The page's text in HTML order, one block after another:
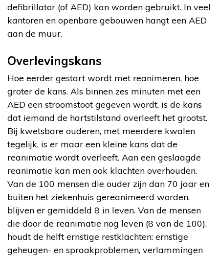
defibrillator (of AED) kan worden gebruikt. In veel
kantoren en openbare gebouwen hangt een AED
aan de muur.
Overlevingskans
Hoe eerder gestart wordt met reanimeren, hoe
groter de kans. Als binnen zes minuten met een
AED een stroomstoot gegeven wordt, is de kans
dat iemand de hartstilstand overleeft het grootst.
Bij kwetsbare ouderen, met meerdere kwalen
tegelijk, is er maar een kleine kans dat de
reanimatie wordt overleeft. Aan een geslaagde
reanimatie kan men ook klachten overhouden.
Van de 100 mensen die ouder zijn dan 70 jaar en
buiten het ziekenhuis gereanimeerd worden,
blijven er gemiddeld 8 in leven. Van de mensen
die door de reanimatie nog leven (8 van de 100),
houdt de helft ernstige restklachten: ernstige
geheugen- en spraakproblemen, verlammingen